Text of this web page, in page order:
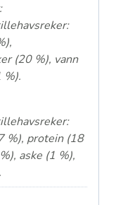
(20 %), vann
%).
%), protein (18
aske (1 %),